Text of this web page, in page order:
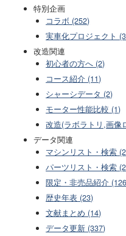
特別企画
コラボ (252)
実車化プロジェクト
改造関連
初心者の方へ (2)
コース紹介 (11)
シャーシデータ (2)
モーター性能比較 (1)
改造(ラボラトリ,画像
データ関連
マシンリスト・検索
パーツリスト・検索
限定・非売品紹介
歴史年表 (23)
文献まとめ (14)
データ更新 (337)